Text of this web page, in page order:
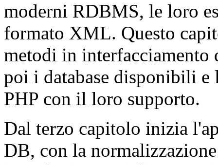
moderni RDBMS, le loro
formato XML. Questo
metodi in interfacciamento
poi i database disponibili
PHP con il loro supporto.
Dal terzo capitolo inizia
DB, con la